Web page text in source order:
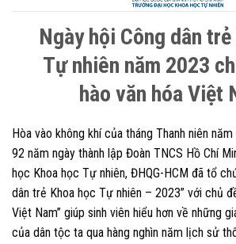
Ngày hội Công dân
Tự nhiên năm 2023
hào văn hóa Việt
Hòa vào không khí của tháng Thanh niên
92 năm ngày thành lập Đoàn TNCS Hồ Chí
học Khoa học Tự nhiên, ĐHQG-HCM đã tổ
dân trẻ Khoa học Tự nhiên – 2023” với chủ
Việt Nam” giúp sinh viên hiểu hơn về những
của dân tộc ta qua hàng nghìn năm lịch sử